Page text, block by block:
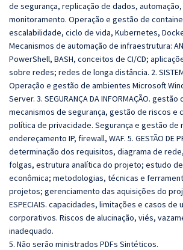
de segurança, replicação de dados,
monitoramento. Operação e gestão de
escalabilidade, ciclo de vida, Kubernetes,
Mecanismos de automação de infraestrutura:
PowerShell, BASH, conceitos de CI/CD;
sobre redes; redes de longa distância. 2.
Operação e gestão de ambientes Microsoft
Server. 3. SEGURANÇA DA INFORMAÇÃO.
mecanismos de segurança, gestão de riscos e
política de privacidade. Segurança e gestão de
endereçamento IP, firewall, WAF. 5. GESTÃO DE
determinação dos requisitos, diagrama de
folgas, estrutura analítica do projeto; estudo
econômica; metodologias, técnicas e
projetos; gerenciamento das aquisições do
ESPECIAIS. capacidades, limitações e casos de
corporativos. Riscos de alucinação, viés,
inadequado.
5. Não serão ministrados PDFs Sintéticos.